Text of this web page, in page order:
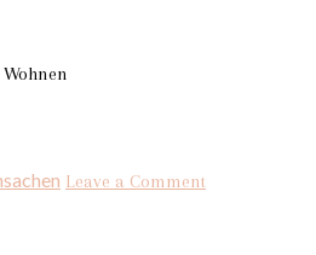
Leave a Comment